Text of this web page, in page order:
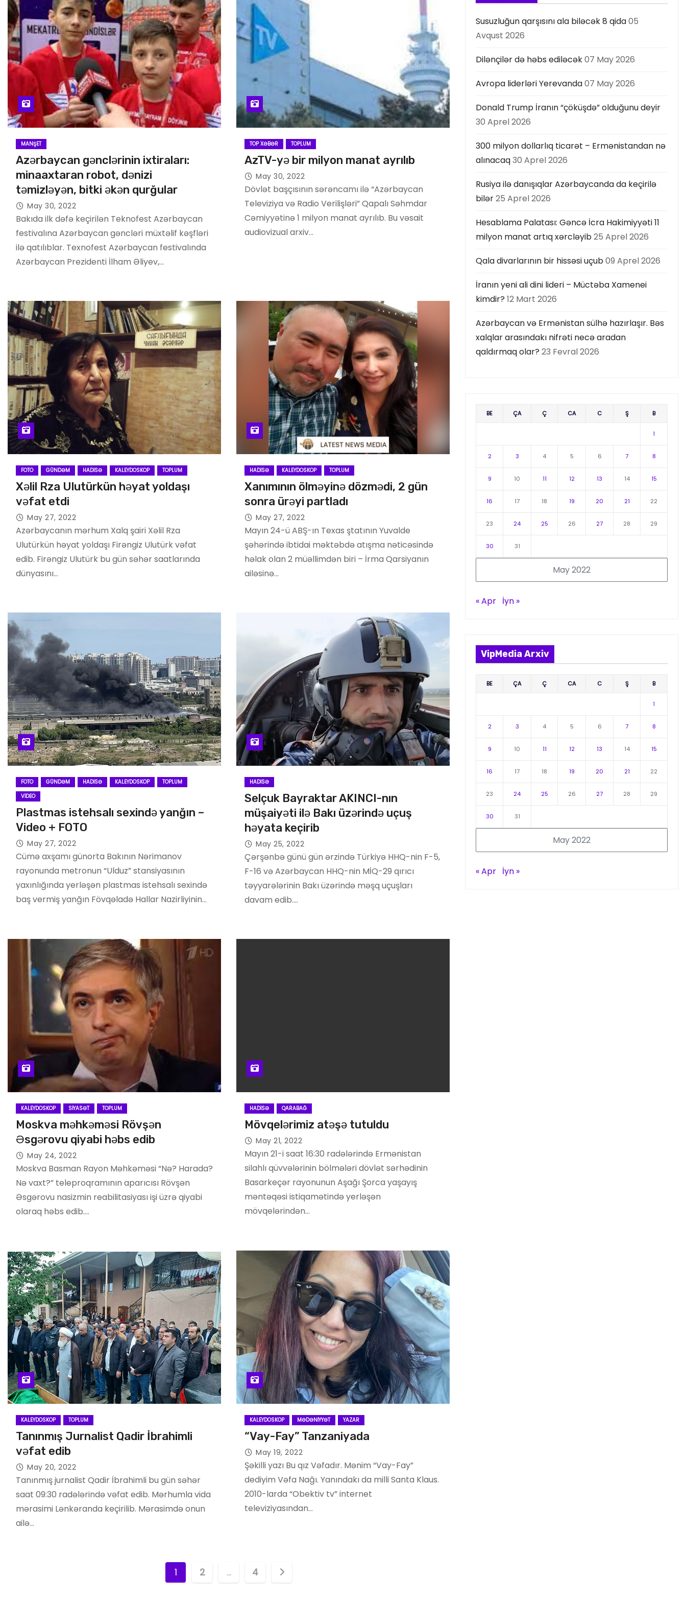
MANŞET
Azərbaycan gənclərinin ixtiraları:
minaaxtaran robot, dənizi
təmizləyən, bitki əkən qurğular
May 30, 2022
Bakıda ilk dəfə keçirilən Teknofest Azərbaycan
festivalına Azərbaycan gəncləri müxtəlif kəşfləri
ilə qatılıblar. Texnofest Azərbaycan festivalında
Azərbaycan Prezidenti İlham Əliyev,…
TOP XƏBƏR TOPLUM
AzTV-yə bir milyon manat ayrılıb
May 30, 2022
Dövlət başçısının sərəncamı ilə “Azərbaycan
Televiziya və Radio Verilişləri” Qapalı Səhmdar
Cəmiyyətinə 1 milyon manat ayrılıb. Bu vəsait
audiovizual arxiv…
FOTO GÜNDƏM HADISƏ KALEYDOSKOP TOPLUM
Xəlil Rza Ulutürkün həyat yoldaşı
vəfat etdi
May 27, 2022
Azərbaycanın mərhum Xalq şairi Xəlil Rza
Ulutürkün həyat yoldaşı Firəngiz Ulutürk vəfat
edib. Firəngiz Ulutürk bu gün səhər saatlarında
dünyasını…
HADISƏ KALEYDOSKOP TOPLUM
Xanımının ölməyinə dözmədi, 2 gün
sonra ürəyi partladı
May 27, 2022
Mayın 24-ü ABŞ-ın Texas ştatının Yuvalde
şəhərində ibtidai məktəbdə atışma nəticəsində
həlak olan 2 müəllimdən biri – İrma Qarsiyanın
ailəsinə…
FOTO GÜNDƏM HADISƏ KALEYDOSKOP
TOPLUM
VIDEO
Plastmas istehsalı sexində yanğın –
Video + FOTO
May 27, 2022
Cümə axşamı günorta Bakının Nərimanov
rayonunda metronun “Ulduz” stansiyasının
yaxınlığında yerləşən plastmas istehsalı sexində
baş vermiş yanğın Fövqəladə Hallar Nazirliyinin…
HADISƏ
Selçuk Bayraktar AKINCI-nın
müşaiyəti ilə Bakı üzərində uçuş
həyata keçirib
May 25, 2022
Çərşənbə günü gün ərzində Türkiyə HHQ-nin F-5,
F-16 və Azərbaycan HHQ-nin MİQ-29 qırıcı
təyyarələrinin Bakı üzərində məşq uçuşları
davam edib.…
KALEYDOSKOP SIYASƏT TOPLUM
Moskva məhkəməsi Rövşən
Əsgərovu qiyabi həbs edib
May 24, 2022
Moskva Basman Rayon Məhkəməsi “Nə? Harada?
Nə vaxt?” teleproqramının aparıcısı Rövşən
Əsgərovu nasizmin reabilitasiyası işi üzrə qiyabi
olaraq həbs edib.…
HADISƏ QARABAĞ
Mövqelərimiz atəşə tutuldu
May 21, 2022
Mayın 21-i saat 16:30 radələrində Ermənistan
silahlı qüvvələrinin bölmələri dövlət sərhədinin
Basarkeçər rayonunun Aşağı Şorca yaşayış
məntəqəsi istiqamətində yerləşən
mövqelərindən…
KALEYDOSKOP TOPLUM
Tanınmış Jurnalist Qadir İbrahimli
vəfat edib
May 20, 2022
Tanınmış jurnalist Qadir İbrahimli bu gün səhər
saat 09:30 radələrində vəfat edib. Mərhumla vida
mərasimi Lənkəranda keçirilib. Mərasimdə onun
ailə…
KALEYDOSKOP MƏDƏNIYYƏT YAZAR
“Vay-Fay” Tanzaniyada
May 19, 2022
Şəkilli yazı Bu qız Vəfadır. Mənim “Vay-Fay”
dediyim Vəfa Nağı. Yanındakı da milli Santa Klaus.
2010-larda “Obektiv tv” internet
televiziyasından…
1 2 … 4
Susuzluğun qarşısını ala biləcək 8 qida05
Avqust 2026
Dilənçilər də həbs ediləcək07 May 2026
Avropa liderləri Yerevanda07 May 2026
Donald Trump İranın “çöküşdə” olduğunu deyir
30 Aprel 2026
300 milyon dollarlıq ticarət – Ermənistandan nə
alınacaq30 Aprel 2026
Rusiya ilə danışıqlar Azərbaycanda da keçirilə
bilər25 Aprel 2026
Hesablama Palatası: Gəncə İcra Hakimiyyəti 11
milyon manat artıq xərcləyib25 Aprel 2026
Qala divarlarının bir hissəsi uçub09 Aprel 2026
İranın yeni ali dini lideri – Müctəba Xamenei
kimdir? 12 Mart 2026
Azərbaycan və Ermənistan sülhə hazırlaşır. Bəs
xalqlar arasındakı nifrəti necə aradan
qaldırmaq olar? 23 Fevral 2026
May 2022
BE ÇA Ç CA C Ş B
1
2 3 4 5 6 7 8
9 10 11 12 13 14 15
16 17 18 19 20 21 22
23 24 25 26 27 28 29
30 31
« Apr İyn »
VipMedia Arxiv
May 2022
BE ÇA Ç CA C Ş B
1
2 3 4 5 6 7 8
9 10 11 12 13 14 15
16 17 18 19 20 21 22
23 24 25 26 27 28 29
30 31
« Apr İyn »